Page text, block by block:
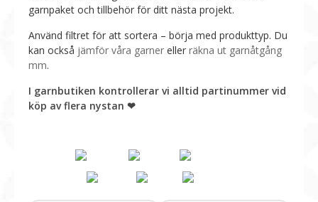
garnpaket och tillbehör för ditt nästa projekt.
Använd filtret för att sortera – börja med produkttyp. Du
kan också jämför våra garner eller räkna ut garnåtgång
mm.
I garnbutiken kontrollerar vi alltid partinummer vid
köp av flera nystan ❤︎